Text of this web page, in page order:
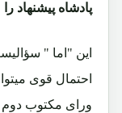
پادشاه پیشنهاد را
این "اما "
احتمال قوی
ورای مکتوب